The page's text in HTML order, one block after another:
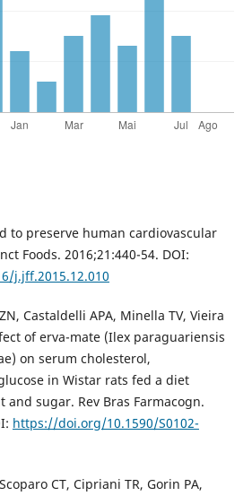
to preserve human cardiovascular
Foods. 2016;21:440-54. DOI:
j.jff.2015.12.010
Castaldelli APA, Minella TV, Vieira
of erva-mate (Ilex paraguariensis
on serum cholesterol,
in Wistar rats fed a diet
sugar. Rev Bras Farmacogn.
https://doi.org/10.1590/S0102-
CT, Cipriani TR, Gorin PA,